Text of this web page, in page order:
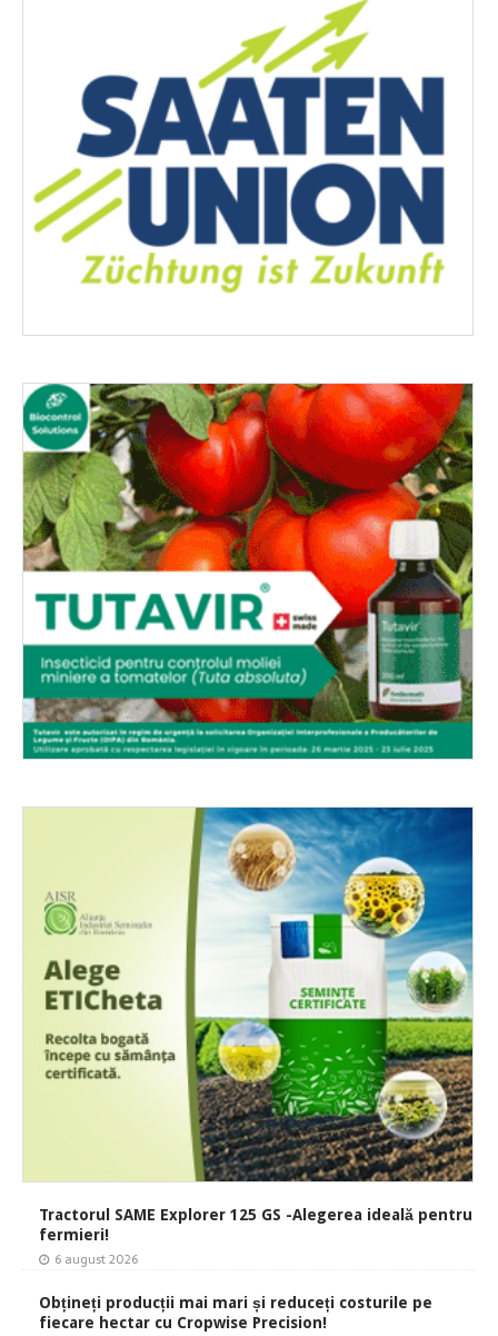
Tractorul SAME Explorer 125 GS -Alegerea ideală pentru
fermieri!
6 august 2026
Obțineți producții mai mari și reduceți costurile pe
fiecare hectar cu Cropwise Precision!